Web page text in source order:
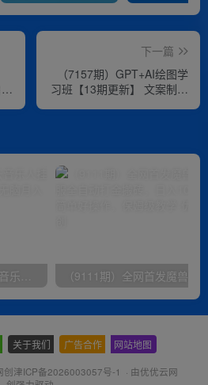
下一篇
（7157期）GPT+AI绘图学
习班【13期更新】 文案制作
关于我们 广告合作 网站地图
创津ICP备2026003057号-1 · 由优优云网